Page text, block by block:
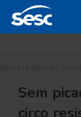
Sem
circo